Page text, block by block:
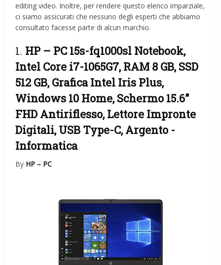
editing video. Inoltre, per rendere questo elenco imparziale,
ci siamo assicurati che nessuno degli esperti che abbiamo
consultato facesse parte di alcun marchio.
1. HP – PC 15s-fq1000sl Notebook,
Intel Core i7-1065G7, RAM 8 GB, SSD
512 GB, Grafica Intel Iris Plus,
Windows 10 Home, Schermo 15.6”
FHD Antiriflesso, Lettore Impronte
Digitali, USB Type-C, Argento -
Informatica
By HP – PC